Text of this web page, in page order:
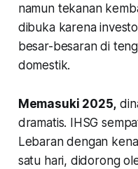
namun tekanan
dibuka karena
besar-besaran di
domestik.
Memasuki 2025,
dramatis. IHSG
Lebaran dengan
satu hari, didorong